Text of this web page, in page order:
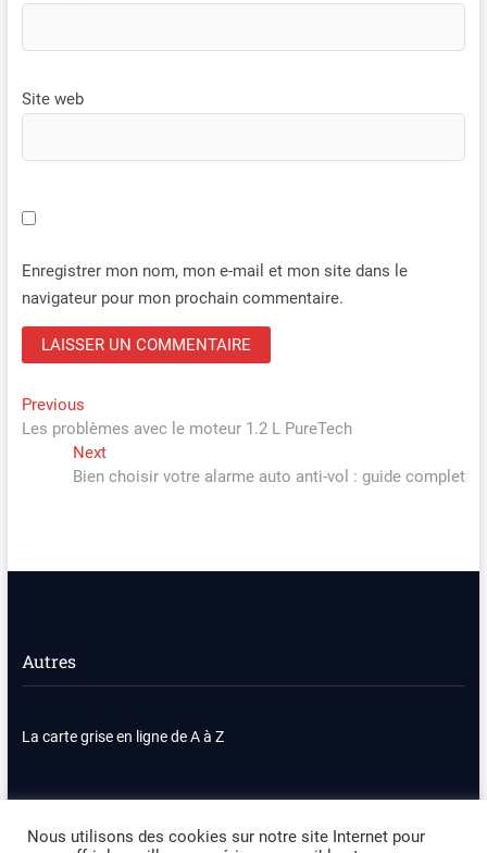
Site web
Enregistrer mon nom, mon e-mail et mon site dans le
navigateur pour mon prochain commentaire.
Navigation
de
l’article
PreviousPrevious
post:
Les problèmes avec le moteur 1.2 L PureTech
NextNext
post:
Bien choisir votre alarme auto anti-vol : guide complet
Autres
La carte grise en ligne de A à Z
Nous contacter
Plan du site
Nous utilisons des cookies sur notre site Internet pour